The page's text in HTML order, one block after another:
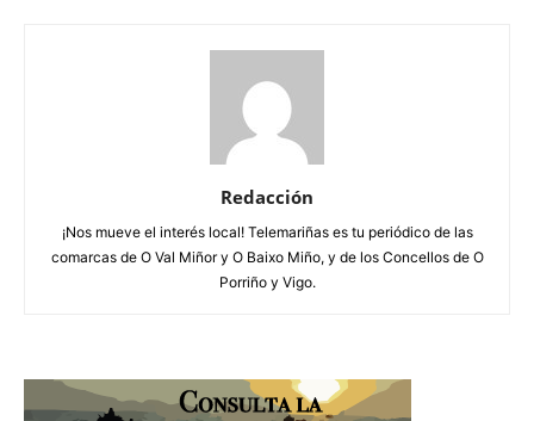
Redacción
¡Nos mueve el interés local! Telemariñas es tu periódico de las
comarcas de O Val Miñor y O Baixo Miño, y de los Concellos de O
Porriño y Vigo.